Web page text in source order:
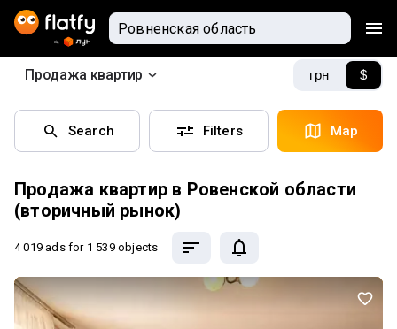
Продажа квартир грн $
Search Filters Map
Продажа квартир в Ровенской области
(вторичный рынок)
4 019 ads for 1 539 objects